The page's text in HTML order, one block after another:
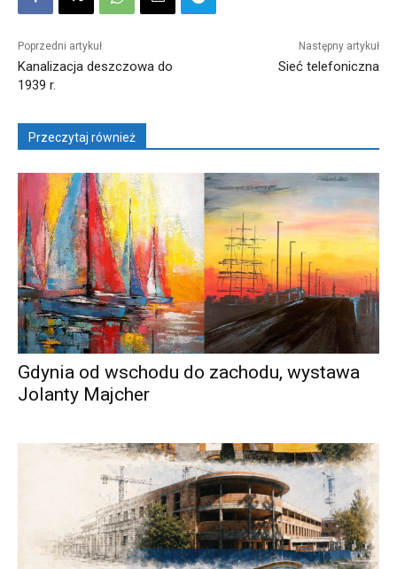
Poprzedni artykuł
Kanalizacja deszczowa do
1939 r.
Następny artykuł
Sieć telefoniczna
Przeczytaj również
Gdynia od wschodu do zachodu, wystawa
Jolanty Majcher